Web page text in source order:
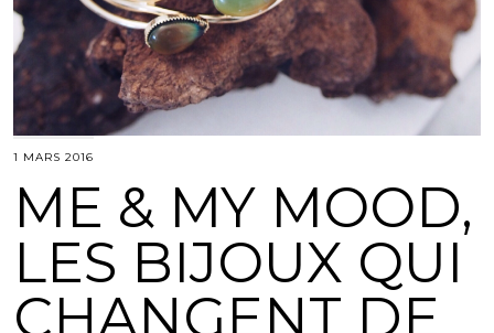
1 MARS 2016
ME & MY MOOD,
LES BIJOUX QUI
CHANGENT DE